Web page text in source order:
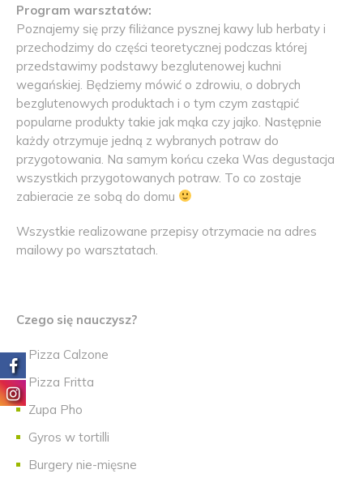
Program warsztatów:
Poznajemy się przy filiżance pysznej kawy lub herbaty i
przechodzimy do części teoretycznej podczas której
przedstawimy podstawy bezglutenowej kuchni
wegańskiej. Będziemy mówić o zdrowiu, o dobrych
bezglutenowych produktach i o tym czym zastąpić
popularne produkty takie jak mąka czy jajko. Następnie
każdy otrzymuje jedną z wybranych potraw do
przygotowania. Na samym końcu czeka Was degustacja
wszystkich przygotowanych potraw. To co zostaje
zabieracie ze sobą do domu
Wszystkie realizowane przepisy otrzymacie na adres
mailowy po warsztatach.
Czego się nauczysz?
Pizza Calzone
Pizza Fritta
Zupa Pho
Gyros w tortilli
Burgery nie-mięsne